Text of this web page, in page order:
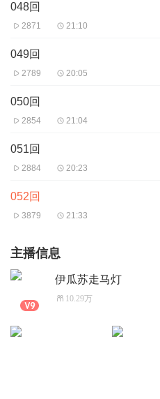
048回
2871 21:10
049回
2789 20:05
050回
2854 21:04
051回
2884 20:23
052回
3879 21:33
主播信息
伊瓜苏走马灯
10.29万